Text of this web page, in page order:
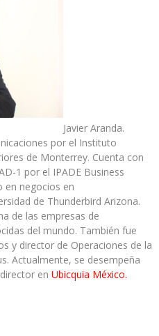
Javier Aranda.
por el Instituto
de Monterrey. Cuenta con
1 por el IPADE Business
en negocios en
de Thunderbird Arizona.
de las empresas de
del mundo. También fue
y director de Operaciones de la
Actualmente, se desempeña
en Ubicquia México.